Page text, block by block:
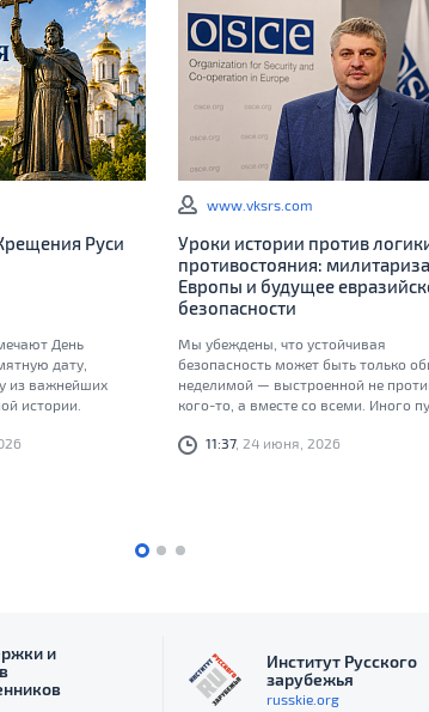
Руси
День
дату,
из важнейших
истории.
www.vksrs.com
Уроки истории против
противостояния:
Европы и будущее
безопасности
Мы убеждены, что устойчивая
безопасность может быть только
неделимой — выстроенной не
кого-то, а вместе со всеми. Иного
обязаны передать следующим
11:37, 24 июня, 2026
и
Институт Русского
зарубежья
russkie.org